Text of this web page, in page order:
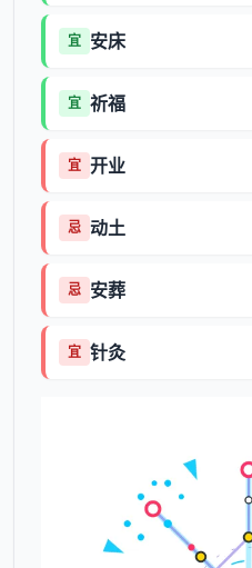
宜 安床
宜 祈福
宜 开业
忌 动土
忌 安葬
宜 针灸